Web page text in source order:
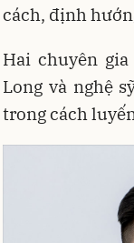
cách, định
Hai chuyên
Long và nghệ
trong cách